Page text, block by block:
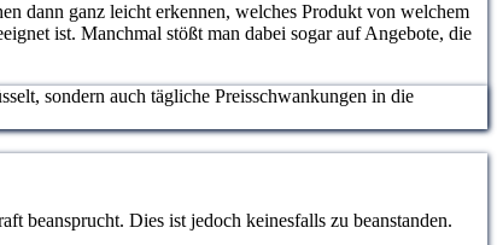
dann ganz leicht erkennen, welches Produkt von welchem
ist. Manchmal stößt man dabei sogar auf Angebote, die
sondern auch tägliche Preisschwankungen in die
beansprucht. Dies ist jedoch keinesfalls zu beanstanden.